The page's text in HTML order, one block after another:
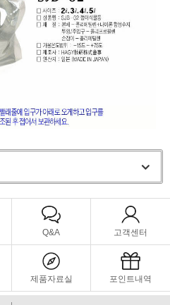
Q&A 고객센터
제품자료실 포인트내역